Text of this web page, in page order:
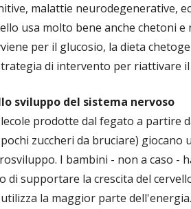
malattie neurodegenerative,
usa molto bene anche chetoni
per il glucosio, la dieta
di intervento per riattivare
sviluppo del sistema nervoso
prodotte dal fegato a partire
zuccheri da bruciare) giocano
I bambini - non a caso -
di supportare la crescita del
la maggior parte dell'energia.